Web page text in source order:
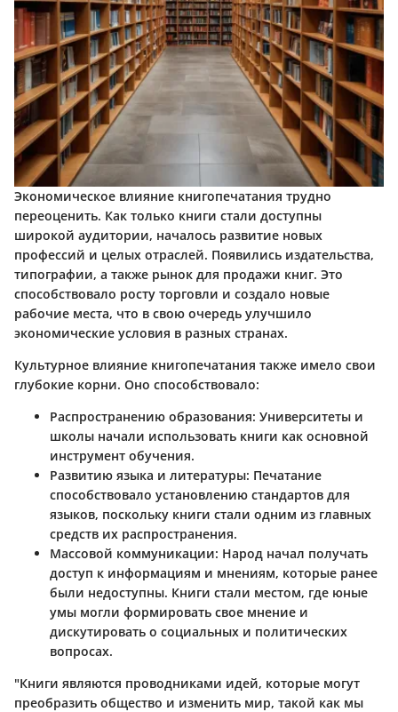
Экономическое влияние книгопечатания трудно
переоценить. Как только книги стали доступны
широкой аудитории, началось развитие новых
профессий и целых отраслей. Появились издательства,
типографии, а также рынок для продажи книг. Это
способствовало росту торговли и создало новые
рабочие места, что в свою очередь улучшило
экономические условия в разных странах.
Культурное влияние книгопечатания также имело свои
глубокие корни. Оно способствовало:
Распространению образования: Университеты и
школы начали использовать книги как основной
инструмент обучения.
Развитию языка и литературы: Печатание
способствовало установлению стандартов для
языков, поскольку книги стали одним из главных
средств их распространения.
Массовой коммуникации: Народ начал получать
доступ к информациям и мнениям, которые ранее
были недоступны. Книги стали местом, где юные
умы могли формировать свое мнение и
дискутировать о социальных и политических
вопросах.
"Книги являются проводниками идей, которые могут
преобразить общество и изменить мир, такой как мы